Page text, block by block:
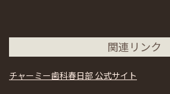
関連リンク
チャーミー歯科春日部 公式サイト